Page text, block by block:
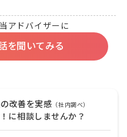
アドバイザーに
を聞いてみる
改善を実感 （社内調べ）
に相談しませんか？